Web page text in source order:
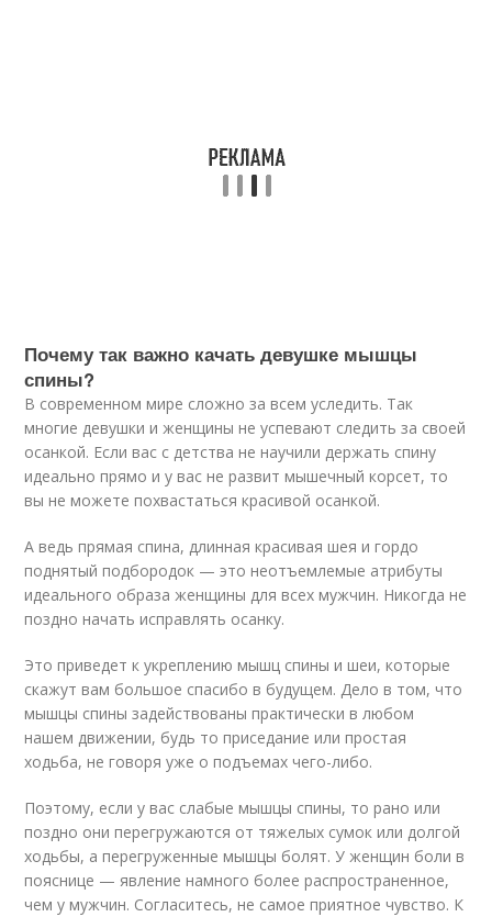
Почему так важно качать девушке мышцы
спины?
В современном мире сложно за всем уследить. Так
многие девушки и женщины не успевают следить за своей
осанкой. Если вас с детства не научили держать спину
идеально прямо и у вас не развит мышечный корсет, то
вы не можете похвастаться красивой осанкой.
А ведь прямая спина, длинная красивая шея и гордо
поднятый подбородок — это неотъемлемые атрибуты
идеального образа женщины для всех мужчин. Никогда не
поздно начать исправлять осанку.
Это приведет к укреплению мышц спины и шеи, которые
скажут вам большое спасибо в будущем. Дело в том, что
мышцы спины задействованы практически в любом
нашем движении, будь то приседание или простая
ходьба, не говоря уже о подъемах чего-либо.
Поэтому, если у вас слабые мышцы спины, то рано или
поздно они перегружаются от тяжелых сумок или долгой
ходьбы, а перегруженные мышцы болят. У женщин боли в
пояснице — явление намного более распространенное,
чем у мужчин. Согласитесь, не самое приятное чувство. К